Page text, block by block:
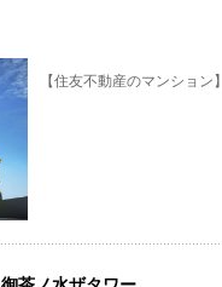
【住友不動産のマンショ